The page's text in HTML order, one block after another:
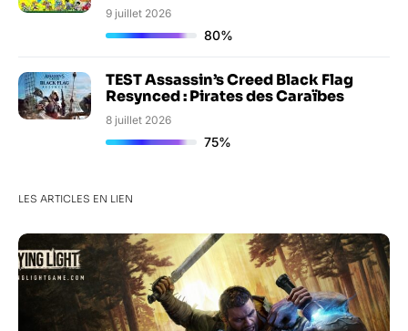
9 juillet 2026
80%
TEST Assassin’s Creed Black Flag
Resynced : Pirates des Caraïbes
8 juillet 2026
75%
LES ARTICLES EN LIEN